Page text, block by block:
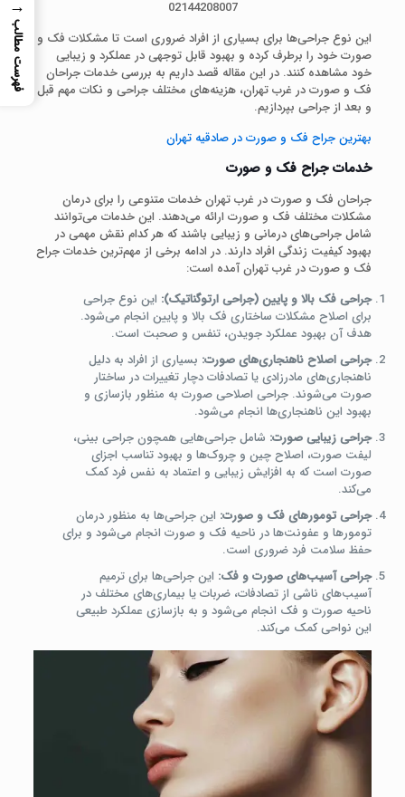
02144208007
این نوع جراحی‌ها برای بسیاری از افراد ضروری است تا مشکلات فک و
صورت خود را برطرف کرده و بهبود قابل توجهی در عملکرد و زیبایی
خود مشاهده کنند. در این مقاله قصد داریم به بررسی خدمات جراحان
فک و صورت در غرب تهران، هزینه‌های مختلف جراحی و نکات مهم قبل
و بعد از جراحی بپردازیم.
بهترین جراح فک و صورت در صادقیه تهران
خدمات جراح فک و صورت
جراحان فک و صورت در غرب تهران خدمات متنوعی را برای درمان
مشکلات مختلف فک و صورت ارائه می‌دهند. این خدمات می‌توانند
شامل جراحی‌های درمانی و زیبایی باشند که هر کدام نقش مهمی در
بهبود کیفیت زندگی افراد دارند. در ادامه برخی از مهم‌ترین خدمات جراح
فک و صورت در غرب تهران آمده است:
جراحی فک بالا و پایین (جراحی ارتوگناتیک): این نوع جراحی
برای اصلاح مشکلات ساختاری فک بالا و پایین انجام می‌شود.
هدف آن بهبود عملکرد جویدن، تنفس و صحبت است.
جراحی اصلاح ناهنجاری‌های صورت: بسیاری از افراد به دلیل
ناهنجاری‌های مادرزادی یا تصادفات دچار تغییرات در ساختار
صورت می‌شوند. جراحی اصلاحی صورت به منظور بازسازی و
بهبود این ناهنجاری‌ها انجام می‌شود.
جراحی زیبایی صورت: شامل جراحی‌هایی همچون جراحی بینی،
لیفت صورت، اصلاح چین و چروک‌ها و بهبود تناسب اجزای
صورت است که به افزایش زیبایی و اعتماد به نفس فرد کمک
می‌کند.
جراحی تومورهای فک و صورت: این جراحی‌ها به منظور درمان
تومورها و عفونت‌ها در ناحیه فک و صورت انجام می‌شود و برای
حفظ سلامت فرد ضروری است.
جراحی آسیب‌های صورت و فک: این جراحی‌ها برای ترمیم
آسیب‌های ناشی از تصادفات، ضربات یا بیماری‌های مختلف در
ناحیه صورت و فک انجام می‌شود و به بازسازی عملکرد طبیعی
این نواحی کمک می‌کند.
→
فهرست مطالب